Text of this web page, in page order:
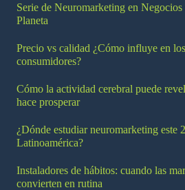
Serie de Neuromarketing en
Planeta
Precio vs calidad ¿Cómo influye en los
consumidores?
Cómo la actividad cerebral puede
hace prosperar
¿Dónde estudiar neuromarketing este
Latinoamérica?
Instaladores de hábitos: cuando las
convierten en rutina